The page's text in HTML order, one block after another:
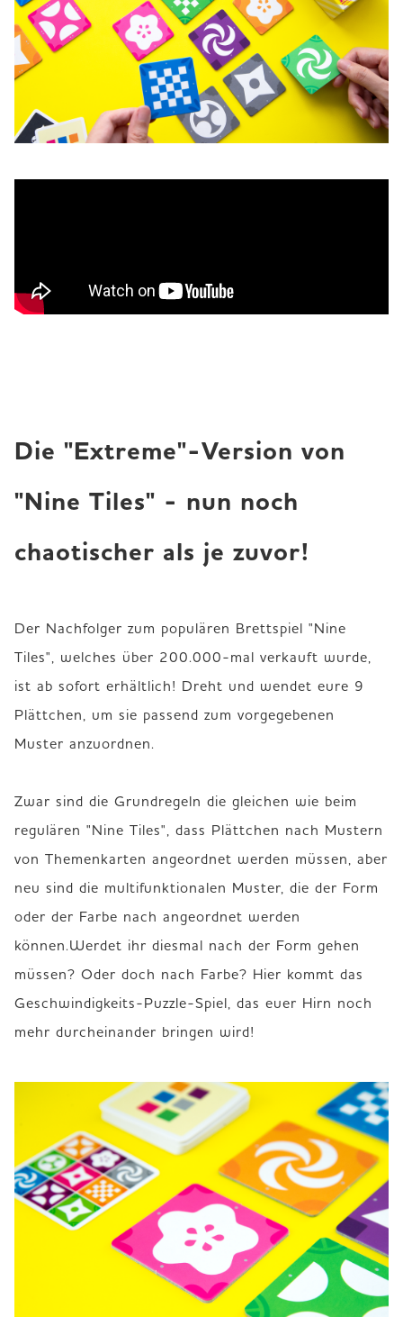
Die "Extreme"-Version von
"Nine Tiles" - nun noch
chaotischer als je zuvor!
Der Nachfolger zum populären Brettspiel "Nine
Tiles", welches über 200.000-mal verkauft wurde,
ist ab sofort erhältlich! Dreht und wendet eure 9
Plättchen, um sie passend zum vorgegebenen
Muster anzuordnen.
Zwar sind die Grundregeln die gleichen wie beim
regulären "Nine Tiles", dass Plättchen nach Mustern
von Themenkarten angeordnet werden müssen, aber
neu sind die multifunktionalen Muster, die der Form
oder der Farbe nach angeordnet werden
können.Werdet ihr diesmal nach der Form gehen
müssen? Oder doch nach Farbe? Hier kommt das
Geschwindigkeits-Puzzle-Spiel, das euer Hirn noch
mehr durcheinander bringen wird!